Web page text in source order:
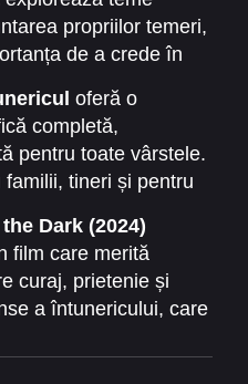
vor fi fascinați de
sunt folosite
dintre curaj și frică,
emoțional puternic.
propriilor temeri,
de a crede în
întuneric, arătând că
obstacol poate fi
și încredere. Această
ci și o lecție
ne putem transforma
descoperi curajul
oferă o
completă,
pentru toate vârstele.
tineri și pentru
combină
un echilibru
și învățăminte
Dark (2024)
film care merită
curaj, prietenie și
a întunericului, care